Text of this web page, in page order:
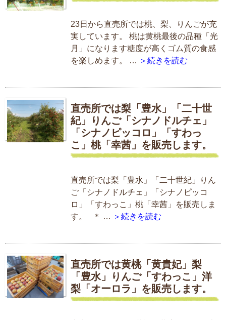
23日から直売所では桃、梨、りんごが充
実しています。 桃は黄桃最後の品種「光
月」になります糖度が高くゴム質の食感
を楽しめます。 … ＞続きを読む
直売所では梨「豊水」「二十世
紀」りんご「シナノドルチェ」
「シナノピッコロ」「すわっ
こ」桃「幸茜」を販売します。
直売所では梨「豊水」「二十世紀」りん
ご「シナノドルチェ」「シナノピッコ
ロ」「すわっこ」桃「幸茜」を販売しま
す。 ＊ … ＞続きを読む
直売所では黄桃「黄貴妃」梨
「豊水」りんご「すわっこ」洋
梨「オーロラ」を販売します。